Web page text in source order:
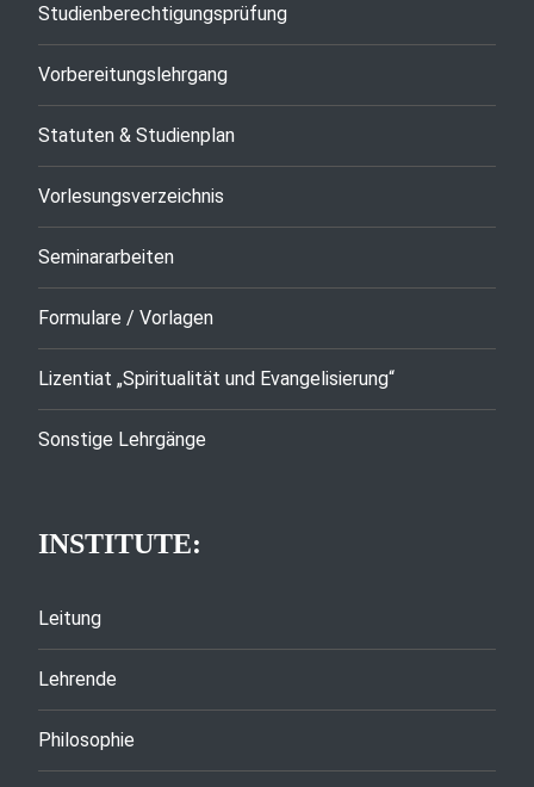
Studienberechtigungsprüfung
Vorbereitungslehrgang
Statuten & Studienplan
Vorlesungsverzeichnis
Seminararbeiten
Formulare / Vorlagen
Lizentiat „Spiritualität und Evangelisierung“
Sonstige Lehrgänge
INSTITUTE:
Leitung
Lehrende
Philosophie